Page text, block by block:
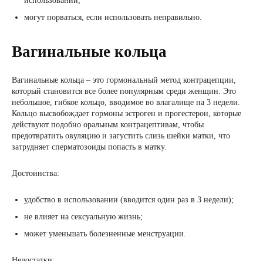
могут порваться, если использовать неправильно.
Вагинальные кольца
Вагинальные кольца – это гормональный метод контрацепции,
который становится все более популярным среди женщин. Это
небольшое, гибкое кольцо, вводимое во влагалище на 3 недели.
Кольцо высвобождает гормоны эстроген и прогестерон, которые
действуют подобно оральным контрацептивам, чтобы
предотвратить овуляцию и загустить слизь шейки матки, что
затрудняет сперматозоиды попасть в матку.
Достоинства:
удобство в использовании (вводится один раз в 3 недели);
не влияет на сексуальную жизнь;
может уменьшать болезненные менструации.